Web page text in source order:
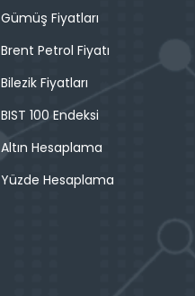
Gümüş Fiyatları
Brent Petrol Fiyatı
Bilezik Fiyatları
BIST 100 Endeksi
Altın Hesaplama
Yüzde Hesaplama